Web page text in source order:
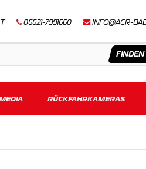
06621-7991660 INFO@ACR-
RÜCKFAHRKAMERAS